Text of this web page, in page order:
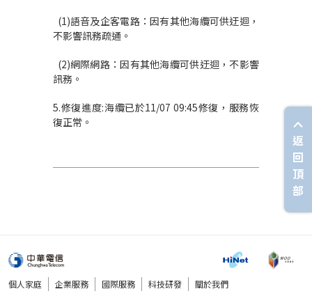
(1)語音及企客電路：因有其他海纜可供迂迴，
不影響訊務疏通。
(2)網際網路：因有其他海纜可供迂迴，不影響
訊務。
5.修復進度:海纜已於11/07 09:45修復，服務恢
復正常。
個人家庭 企業服務 國際服務 科技研發 關於我們
返
回
頂
部